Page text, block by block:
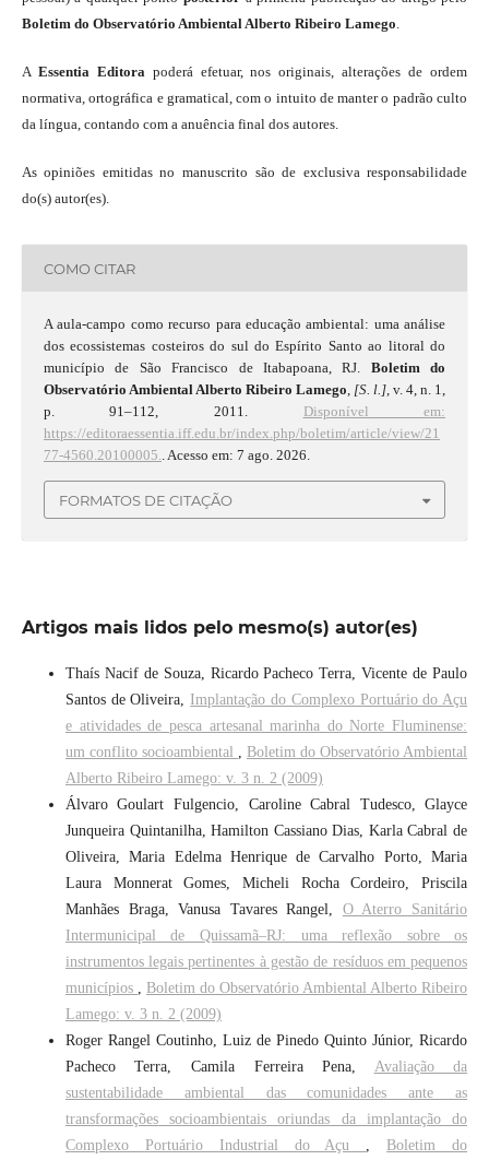
Boletim do Observatório Ambiental Alberto Ribeiro Lamego.
A Essentia Editorapoderá efetuar, nos originais, alterações de ordem
normativa, ortográfica e gramatical, com o intuito de manter o padrão culto
da língua, contando com a anuência final dos autores.
As opiniões emitidas no manuscrito são de exclusiva responsabilidade
do(s) autor(es).
COMO CITAR
A aula-campo como recurso para educação ambiental: uma análise
dos ecossistemas costeiros do sul do Espírito Santo ao litoral do
município de São Francisco de Itabapoana, RJ. Boletim do
Observatório Ambiental Alberto Ribeiro Lamego, [S. l.], v. 4, n. 1,
p. 91–112, 2011. Disponível em:
https://editoraessentia.iff.edu.br/index.php/boletim/article/view/21
77-4560.20100005.. Acesso em: 7 ago. 2026.
FORMATOS DE CITAÇÃO
Artigos mais lidos pelo mesmo(s) autor(es)
Thaís Nacif de Souza, Ricardo Pacheco Terra, Vicente de Paulo
Santos de Oliveira, Implantação do Complexo Portuário do Açu
e atividades de pesca artesanal marinha do Norte Fluminense:
um conflito socioambiental
Boletim do Observatório Ambiental
Alberto Ribeiro Lamego: v. 3 n. 2 (2009)
Álvaro Goulart Fulgencio, Caroline Cabral Tudesco, Glayce
Junqueira Quintanilha, Hamilton Cassiano Dias, Karla Cabral de
Oliveira, Maria Edelma Henrique de Carvalho Porto, Maria
Laura Monnerat Gomes, Micheli Rocha Cordeiro, Priscila
Manhães Braga, Vanusa Tavares Rangel, O Aterro Sanitário
Intermunicipal de Quissamã–RJ: uma reflexão sobre os
instrumentos legais pertinentes à gestão de resíduos em pequenos
municípios
Boletim do Observatório Ambiental Alberto Ribeiro
Lamego: v. 3 n. 2 (2009)
Roger Rangel Coutinho, Luiz de Pinedo Quinto Júnior, Ricardo
Pacheco Terra, Camila Ferreira Pena, Avaliação da
sustentabilidade ambiental das comunidades ante as
transformações socioambientais oriundas da implantação do
Complexo Portuário Industrial do Açu
Boletim do